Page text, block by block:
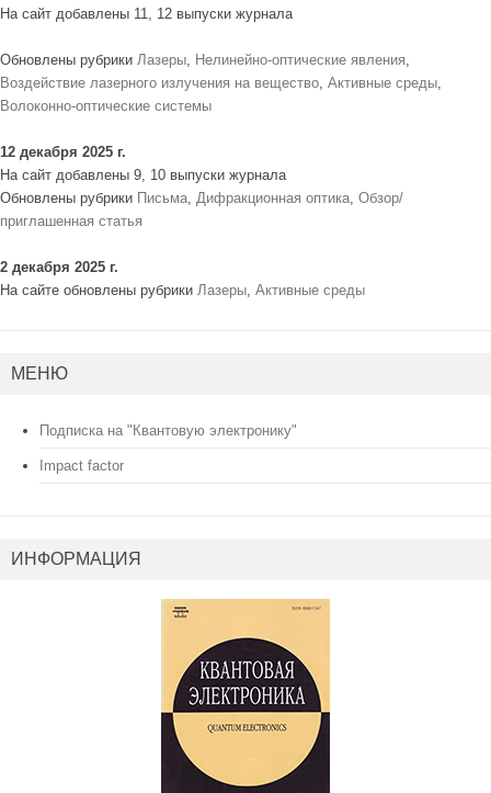
На сайт добавлены 11, 12 выпуски журнала
Обновлены рубрики Лазеры, Нелинейно-оптические явления,
Воздействие лазерного излучения на вещество, Активные среды,
Волоконно-оптические системы
12 декабря 2025 г.
На сайт добавлены 9, 10 выпуски журнала
Обновлены рубрики Письма, Дифракционная оптика, Обзор/
приглашенная статья
2 декабря 2025 г.
На сайте обновлены рубрики Лазеры, Активные среды
МЕНЮ
Подписка на "Квантовую электронику"
Impact factor
ИНФОРМАЦИЯ